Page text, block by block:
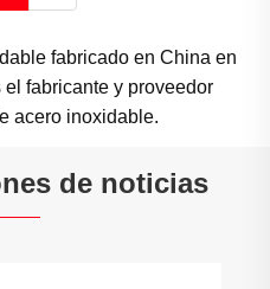
fabricado en China en
fabricante y proveedor
acero inoxidable.
de noticias